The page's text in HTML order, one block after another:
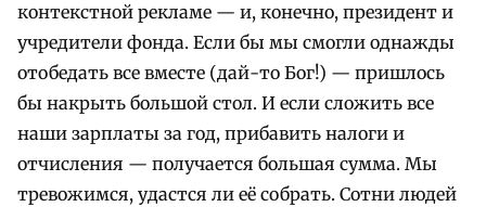
контекстной рекламе — и, конечно, президент и
учредители фонда. Если бы мы смогли однажды
отобедать все вместе (дай-то Бог!) — пришлось
бы накрыть большой стол. И если сложить все
наши зарплаты за год, прибавить налоги и
отчисления — получается большая сумма. Мы
тревожимся, удастся ли её собрать. Сотни людей